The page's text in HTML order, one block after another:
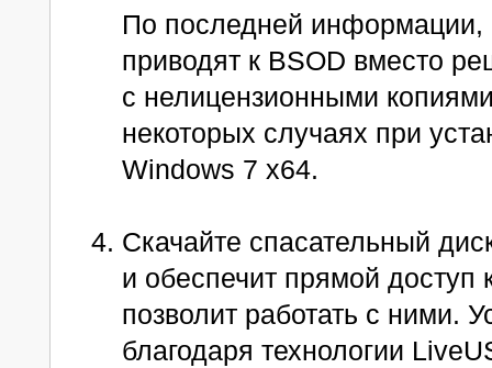
По последней информации,
приводят к BSOD вместо
с нелицензионными
некоторых случаях при
Windows 7 x64.
Скачайте спасательный
и обеспечит прямой
позволит работать с ними.
благодаря технологии